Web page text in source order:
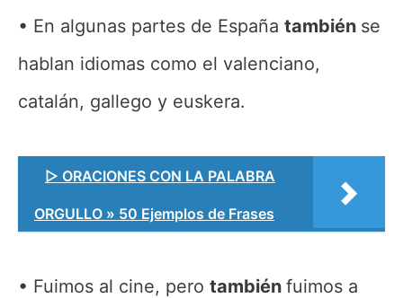
En algunas partes de España también se
hablan idiomas como el valenciano,
catalán, gallego y euskera.
▷ ORACIONES CON LA PALABRA
ORGULLO » 50 Ejemplos de Frases
Fuimos al cine, pero también fuimos a